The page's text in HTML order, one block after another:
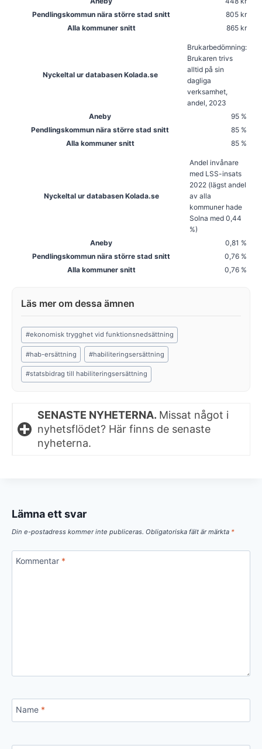
Pendlingskommun nära större stad snitt
805 kr
Alla kommuner snitt
865 kr
Nyckeltal ur databasen Kolada.se
Brukarbedömning:
Brukaren trivs
alltid på sin
dagliga
verksamhet,
andel, 2023
Aneby
95 %
Pendlingskommun nära större stad snitt
85 %
Alla kommuner snitt
85 %
Nyckeltal ur databasen Kolada.se
Andel invånare
med LSS-insats
2022 (lägst andel
av alla
kommuner hade
Solna med 0,44
%)
Aneby
0,81 %
Pendlingskommun nära större stad snitt
0,76 %
Alla kommuner snitt
0,76 %
Post
Tags:
#ekonomisk trygghet vid funktionsnedsättning
#hab-ersättning #habiliteringsersättning
#statsbidrag till habiliteringsersättning
SENASTE NYHETERNA. Missat något i
nyhetsflödet? Här finns de senaste
nyheterna.
Lämna ett svar
Din e-postadress kommer inte publiceras. Obligatoriska fält är märkta *
Kommentar *
Name *